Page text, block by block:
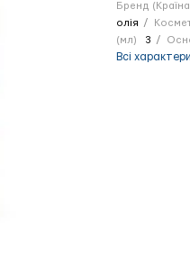
Бренд
олія
(мл)
3
Всі